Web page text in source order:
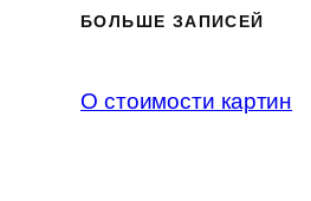
БОЛЬШЕ ЗАПИСЕЙ
О стоимости картин